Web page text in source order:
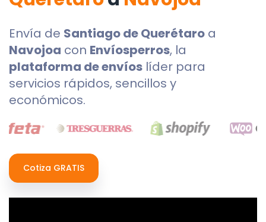
Envía de Santiago de Querétaro a
Navojoa con Envíosperros, la
plataforma de envíos líder para
servicios rápidos, sencillos y
económicos.
Cotiza GRATIS